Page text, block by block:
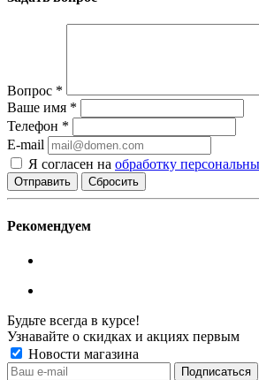
Вопрос *
Ваше имя *
Телефон *
E-mail
Я согласен на обработку
Сбросить
Рекомендуем
Будьте всегда в курсе!
Узнавайте о скидках и акциях первым
Новости магазина